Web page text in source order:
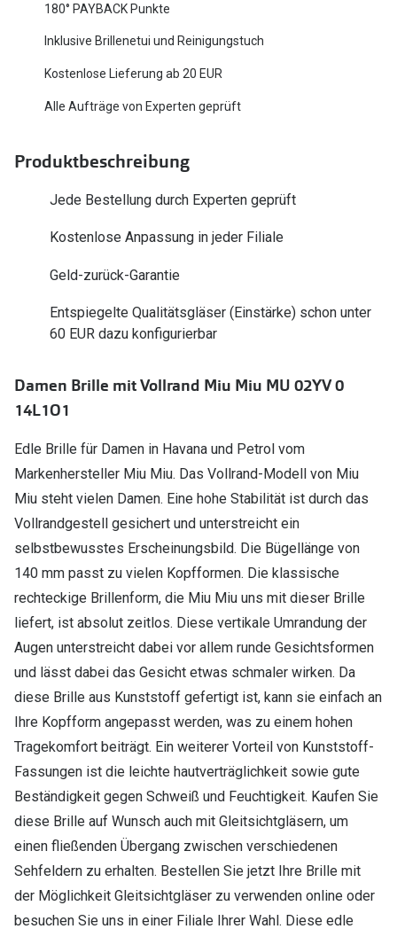
Oakley Meta
Brillentrends 2026
Glasveredelungen
Brillenglas Typen
Transitions Gläser
Zubehör
Brillenetuis
Brillenkettchen
180° PAYBACK Punkte
Inklusive Brillenetui und Reinigungstuch
Kostenlose Lieferung ab 20 EUR
Alle Aufträge von Experten geprüft
Produktbeschreibung
Jede Bestellung durch Experten geprüft
Kostenlose Anpassung in jeder Filiale
Geld-zurück-Garantie
Entspiegelte Qualitätsgläser (Einstärke) schon unter
60 EUR dazu konfigurierbar
Damen Brille mit Vollrand Miu Miu MU 02YV 0
14L1O1
Edle Brille für Damen in Havana und Petrol vom
Markenhersteller Miu Miu. Das Vollrand-Modell von Miu
Miu steht vielen Damen. Eine hohe Stabilität ist durch das
Vollrandgestell gesichert und unterstreicht ein
selbstbewusstes Erscheinungsbild. Die Bügellänge von
140 mm passt zu vielen Kopfformen. Die klassische
rechteckige Brillenform, die Miu Miu uns mit dieser Brille
liefert, ist absolut zeitlos. Diese vertikale Umrandung der
Augen unterstreicht dabei vor allem runde Gesichtsformen
und lässt dabei das Gesicht etwas schmaler wirken. Da
diese Brille aus Kunststoff gefertigt ist, kann sie einfach an
Ihre Kopfform angepasst werden, was zu einem hohen
Tragekomfort beiträgt. Ein weiterer Vorteil von Kunststoff-
Fassungen ist die leichte hautverträglichkeit sowie gute
Beständigkeit gegen Schweiß und Feuchtigkeit. Kaufen Sie
diese Brille auf Wunsch auch mit Gleitsichtgläsern, um
einen fließenden Übergang zwischen verschiedenen
Sehfeldern zu erhalten. Bestellen Sie jetzt Ihre Brille mit
der Möglichkeit Gleitsichtgläser zu verwenden online oder
besuchen Sie uns in einer Filiale Ihrer Wahl. Diese edle